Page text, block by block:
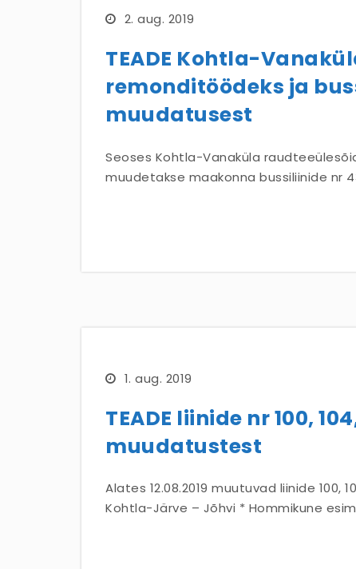
2. aug. 2019
TEADE Kohtla-
remonditöödeks ja
muudatusest
Seoses Kohtla-Vanaküla
muudetakse maakonna bussiliinide nr
1. aug. 2019
TEADE liinide nr 100,
muudatustest
Alates 12.08.2019 muutuvad liinide 100,
Kohtla-Järve – Jõhvi * Hommikune